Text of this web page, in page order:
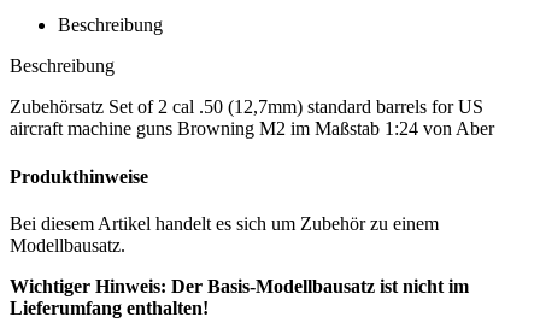
Beschreibung
Beschreibung
Zubehörsatz Set of 2 cal .50 (12,7mm) standard barrels for US
aircraft machine guns Browning M2 im Maßstab 1:24 von Aber
Produkthinweise
Bei diesem Artikel handelt es sich um Zubehör zu einem
Modellbausatz.
Wichtiger Hinweis: Der Basis-Modellbausatz ist nicht im
Lieferumfang enthalten!